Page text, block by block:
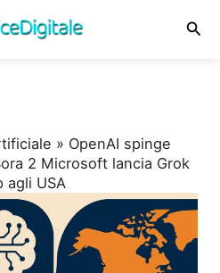
» OpenAI spinge
2 Microsoft lancia Grok
agli USA